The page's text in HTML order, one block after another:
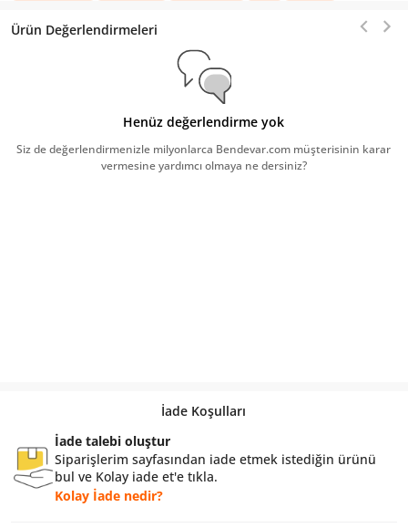
Ürün Değerlendirmeleri
Henüz değerlendirme yok
Siz de değerlendirmenizle milyonlarca Bendevar.com müşterisinin karar
vermesine yardımcı olmaya ne dersiniz?
İade Koşulları
İade talebi oluştur
Siparişlerim sayfasından iade etmek istediğin ürünü
bul ve Kolay iade et'e tıkla.
Kolay İade nedir?